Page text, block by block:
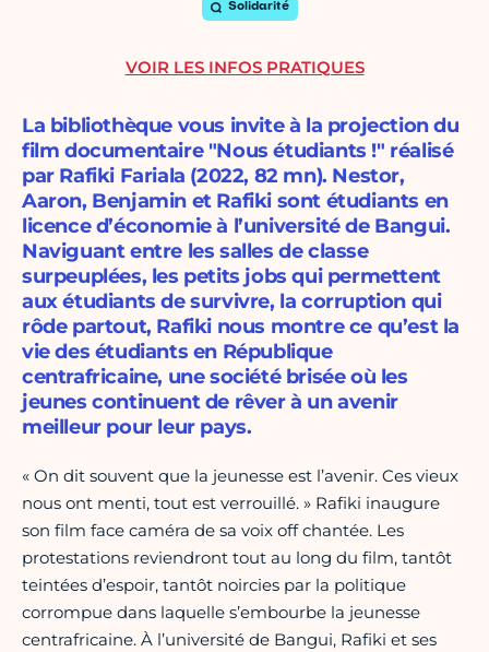
Solidarité
La bibliothèque vous invite à la projection du
film documentaire "Nous étudiants !" réalisé
par Rafiki Fariala (2022, 82 mn). Nestor,
Aaron, Benjamin et Rafiki sont étudiants en
licence d’économie à l’université de Bangui.
Naviguant entre les salles de classe
surpeuplées, les petits jobs qui permettent
aux étudiants de survivre, la corruption qui
rôde partout, Rafiki nous montre ce qu’est la
vie des étudiants en République
centrafricaine, une société brisée où les
jeunes continuent de rêver à un avenir
meilleur pour leur pays.
« On dit souvent que la jeunesse est l’avenir. Ces vieux
nous ont menti, tout est verrouillé. » Rafiki inaugure
son film face caméra de sa voix off chantée. Les
protestations reviendront tout au long du film, tantôt
teintées d’espoir, tantôt noircies par la politique
corrompue dans laquelle s’embourbe la jeunesse
centrafricaine. À l’université de Bangui, Rafiki et ses
VOIR LES INFOS PRATIQUES